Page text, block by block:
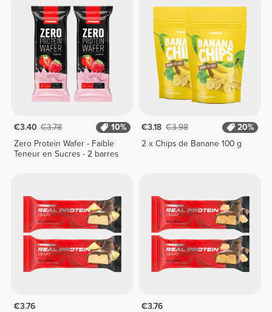
€3.40 €3.78
10%
Zero Protein Wafer - Faible
Teneur en Sucres - 2 barres
€3.18 €3.98
20%
2 x Chips de Banane 100 g
€3.76
€3.76